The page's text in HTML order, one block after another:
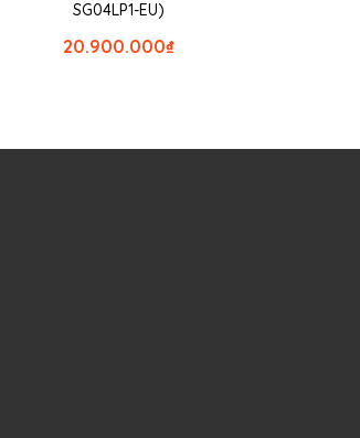
SG04LP1-EU)
₫
20.900.000